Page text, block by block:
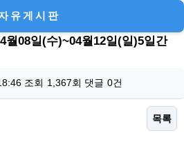
유게시판
월08일(수)~04월12일(일)5일간
조회 1,367회 댓글 0건
목록